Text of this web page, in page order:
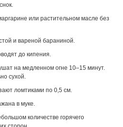
или растительном масле без
и вареной бараниной.
до кипения.
на медленном огне 10–15 минут.
сухой.
ломтиками по 0,5 см.
в муке.
количестве горячего